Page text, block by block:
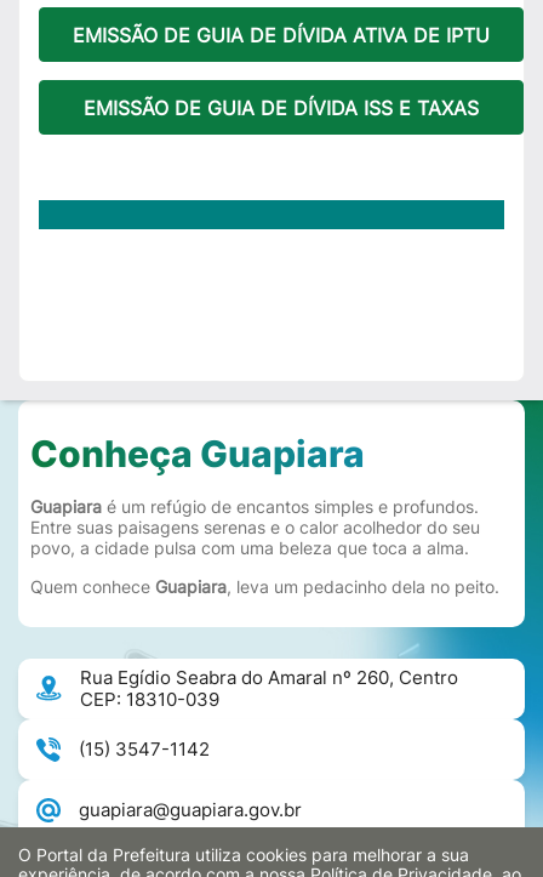
EMISSÃO DE GUIA DE DÍVIDA ATIVA DE IPTU
EMISSÃO DE GUIA DE DÍVIDA ISS E TAXAS
ت
ی
ک
ت
ا
پ
ل
ک
ش
ن
ه
Conheça Guapiara
Guapiara é um refúgio de encantos simples e profundos.
Entre suas paisagens serenas e o calor acolhedor do seu
povo, a cidade pulsa com uma beleza que toca a alma.
Quem conhece Guapiara, leva um pedacinho dela no peito.
Rua Egídio Seabra do Amaral nº 260, Centro
CEP: 18310-039
(15) 3547-1142
guapiara@guapiara.gov.br
46.634.275/0001-88
O Portal da Prefeitura utiliza cookies para melhorar a sua